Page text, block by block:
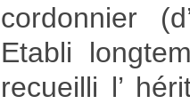
cordonnier
Etabli
recueilli l’